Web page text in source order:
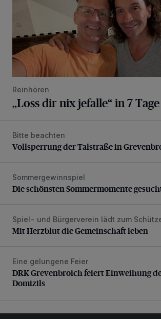
Reinhören
„Loss dir nix jefalle“ in 7 Tage
Vollsperrung der Talstraße in
Bitte beachten
Vollsperrung der Talstraße in
Die schönsten Sommermomente gesucht
Sommergewinnspiel
Die schönsten Sommermomente
Mit Herzblut die Gemeinschaft leben
Spiel- und Bürgerverein lädt zum
Mit Herzblut die Gemeinschaft leben
DRK Grevenbroich feiert Einweihung
Eine gelungene Feier
DRK Grevenbroich feiert Einweihung
Domizils